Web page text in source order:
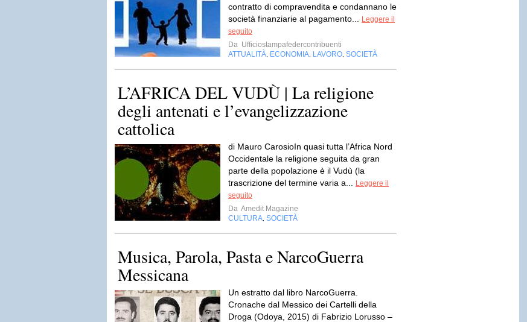
contratto di compravendita e condannano le
società finanziarie al pagamento...
Leggere il
seguito
Da Ufficiostampafedercontribuenti
ATTUALITÀ ECONOMIA LAVORO SOCIETÀ
L’AFRICA DEL VUDÙ | La religione
degli antenati e l’evangelizzazione
cattolica
di Mauro CarosioIn quasi tutta l’Africa Nord
Occidentale la religione seguita da gran
parte della popolazione è il Vudù (la
trascrizione del termine varia a...
Leggere il
seguito
Da Amedit Magazine
CULTURA SOCIETÀ
Musica, Parola, Pasta e NarcoGuerra
Messicana
Un estratto dal libro NarcoGuerra.
Cronache dal Messico dei Cartelli della
Droga (Odoya, 2015) di Fabrizio Lorusso –